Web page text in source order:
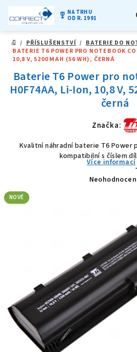
obsah
military_tech NA TRHU
OD R. 1991
DOMŮ
/ PŘÍSLUŠENSTVÍ / BATERIE DO
BATERIE T6 POWER PRO NOTEBOOK
10,8 V, 5200 MAH (56 WH), ČERNÁ
Baterie T6 Power pro
H0F74AA, Li-Ion, 10,8 V,
černá
Značka:
Kvalitní náhradní baterie T6 Power
kompatibilní s číslem
Více informací
Průměrné
hvězdiček.
NOVÉ